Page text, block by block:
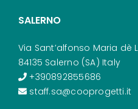
SALERNO
Via Sant’alfonso Maria dè
84135 Salerno (SA) Italy
+390892855686
staff.sa@cooprogetti.it